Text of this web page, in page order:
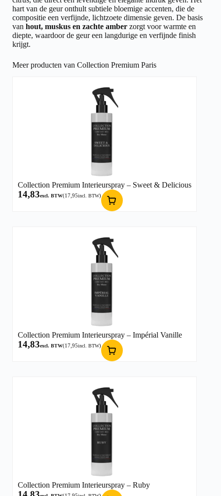
hart van de geur onthult subtiele bloemige accenten, die de
compositie een verfijnde, lichtzoete dimensie geven. De basis
van hout, muskus en zachte amber zorgt voor warmte en
diepte, waardoor de geur een langdurige en verfijnde finish
krijgt.
Meer producten van Collection Premium Paris
Collection Premium Interieurspray – Sweet & Delicious
14,83excl. BTW(17,95incl. BTW)
Collection Premium Interieurspray – Impérial Vanille
14,83excl. BTW(17,95incl. BTW)
Collection Premium Interieurspray – Ruby